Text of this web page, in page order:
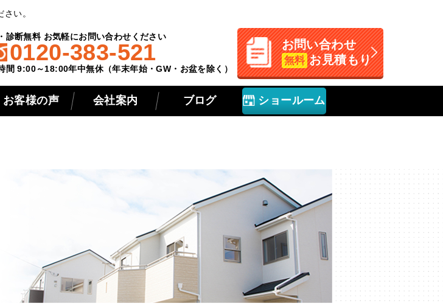
い。
診断無料 お気軽にお問い合わせください
0120-383-521
間 9:00～18:00年中無休（年末年始・GW・お盆を除く）
お問い合わせ
無料 お見積もり
お客様の声 会社案内 ブログ ショールーム